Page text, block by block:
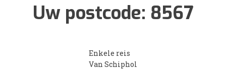
Uw postcode: 8567
Enkele reis
Van Schiphol